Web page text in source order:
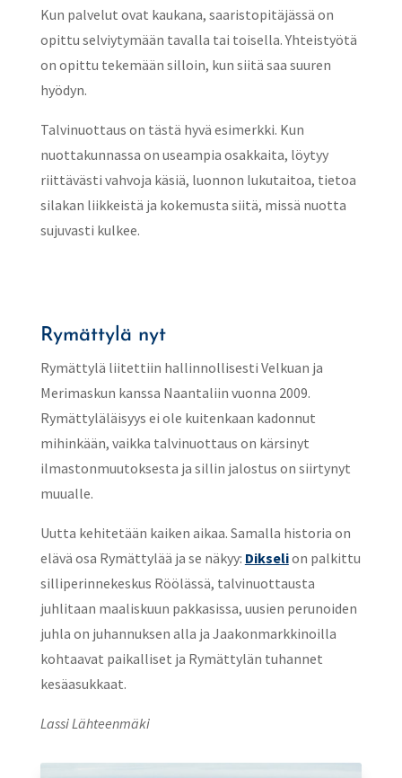
Kun palvelut ovat kaukana, saaristopitäjässä on
opittu selviytymään tavalla tai toisella. Yhteistyötä
on opittu tekemään silloin, kun siitä saa suuren
hyödyn.
Talvinuottaus on tästä hyvä esimerkki. Kun
nuottakunnassa on useampia osakkaita, löytyy
riittävästi vahvoja käsiä, luonnon lukutaitoa, tietoa
silakan liikkeistä ja kokemusta siitä, missä nuotta
sujuvasti kulkee.
Rymättylä nyt
Rymättylä liitettiin hallinnollisesti Velkuan ja
Merimaskun kanssa Naantaliin vuonna 2009.
Rymättyläläisyys ei ole kuitenkaan kadonnut
mihinkään, vaikka talvinuottaus on kärsinyt
ilmastonmuutoksesta ja sillin jalostus on siirtynyt
muualle.
Uutta kehitetään kaiken aikaa. Samalla historia on
elävä osa Rymättylää ja se näkyy: Dikselion palkittu
silliperinnekeskus Röölässä, talvinuottausta
juhlitaan maaliskuun pakkasissa, uusien perunoiden
juhla on juhannuksen alla ja Jaakonmarkkinoilla
kohtaavat paikalliset ja Rymättylän tuhannet
kesäasukkaat.
Lassi Lähteenmäki